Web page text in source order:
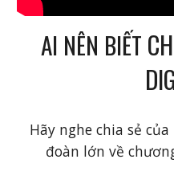
AI NÊN BIẾT
Hãy nghe chia sẻ
đoàn lớn về